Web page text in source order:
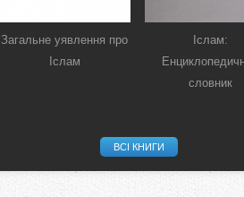
Загальне уявлення про
Іслам
Іслам:
словник
ВСІ КНИГИ